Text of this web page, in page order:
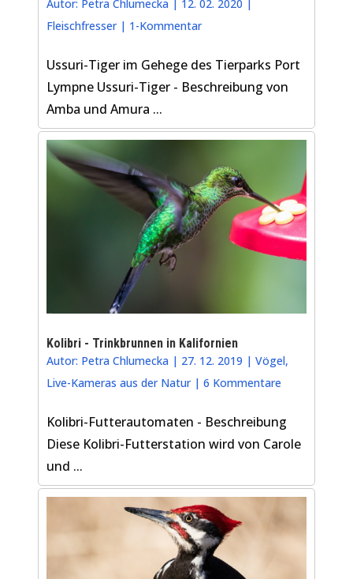
Autor: Petra Chlumecka 12. 02. 2020
Fleischfresser| 1-Kommentar
Ussuri-Tiger im Gehege des Tierparks Port
Lympne Ussuri-Tiger - Beschreibung von
Amba und Amura ...
Kolibri - Trinkbrunnen in Kalifornien
Autor: Petra Chlumecka | 27. 12. 2019 |Vögel,
Live-Kameras aus der Natur|6 Kommentare
Kolibri-Futterautomaten - Beschreibung
Diese Kolibri-Futterstation wird von Carole
und ...